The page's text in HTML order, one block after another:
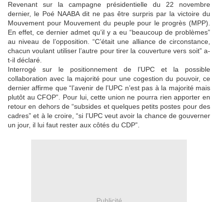
Revenant sur la campagne présidentielle du 22 novembre
dernier, le Poé NAABA dit ne pas être surpris par la victoire du
Mouvement pour Mouvement du peuple pour le progrès (MPP).
En effet, ce dernier admet qu’il y a eu “beaucoup de problèmes”
au niveau de l’opposition. “C’était une alliance de circonstance,
chacun voulant utiliser l’autre pour tirer la couverture vers soit” a-
t-il déclaré.
Interrogé sur le positionnement de l’UPC et la possible
collaboration avec la majorité pour une cogestion du pouvoir, ce
dernier affirme que “l’avenir de l’UPC n’est pas à la majorité mais
plutôt au CFOP”. Pour lui, cette union ne pourra rien apporter en
retour en dehors de “subsides et quelques petits postes pour des
cadres” et à le croire, “si l’UPC veut avoir la chance de gouverner
un jour, il lui faut rester aux côtés du CDP”.
Publicité